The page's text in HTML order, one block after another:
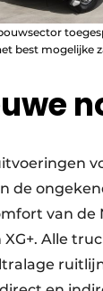
best mogelijke
de
van de
XG+. Alle